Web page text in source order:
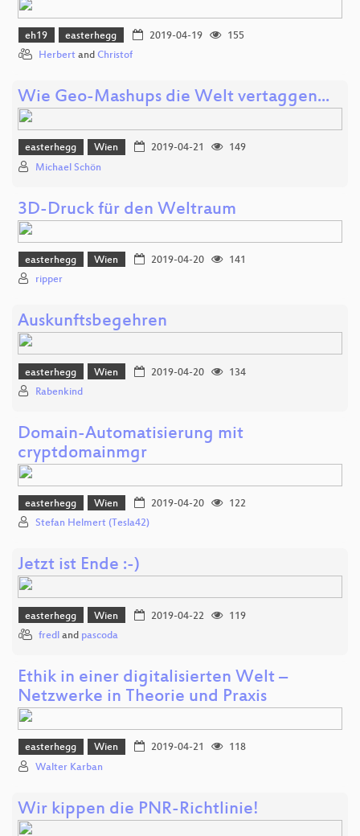
eh19 easterhegg 2019-04-19
155
Herbert and Christof
Wie Geo-Mashups die Welt vertaggen...
easterhegg Wien 2019-04-21
149
Michael Schön
3D-Druck für den Weltraum
easterhegg Wien 2019-04-20
141
ripper
Auskunftsbegehren
easterhegg Wien 2019-04-20
134
Rabenkind
Domain-Automatisierung mit
cryptdomainmgr
easterhegg Wien 2019-04-20
122
Stefan Helmert (Tesla42)
Jetzt ist Ende :-)
easterhegg Wien 2019-04-22
119
fredl and pascoda
Ethik in einer digitalisierten Welt –
Netzwerke in Theorie und Praxis
easterhegg Wien 2019-04-21
118
Walter Karban
Wir kippen die PNR-Richtlinie!